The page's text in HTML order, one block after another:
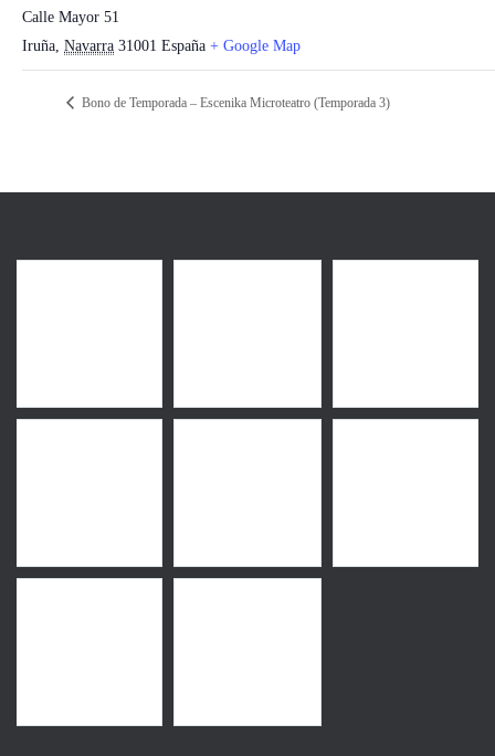
Calle Mayor 51
Iruña, Navarra 31001 España + Google Map
Bono de Temporada – Escenika Microteatro (Temporada 3)